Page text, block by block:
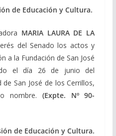
de Educación y Cultura.
MARIA LAURA DE LA
del Senado los actos y
a la Fundación de San José
el día 26 de junio del
San José de los Cerrillos,
nombre. (Expte. Nº 90-
de Educación y Cultura.